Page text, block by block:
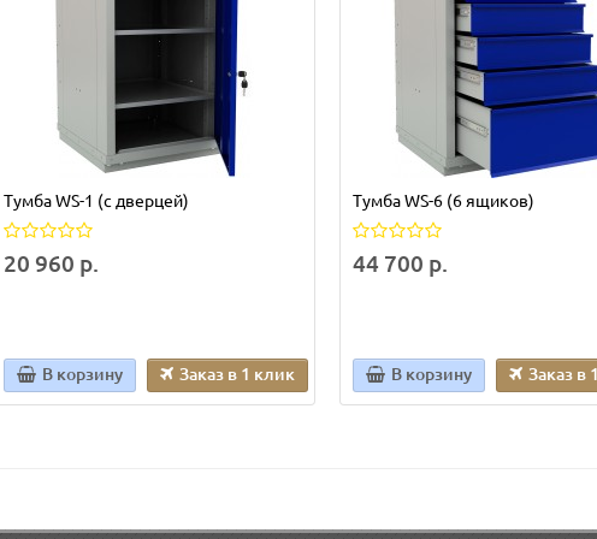
Тумба WS-1 (с дверцей)
20 960 р.
В корзину Заказ в 1 клик
Тумба WS-6 (6 ящиков)
44 700 р.
В корзину Заказ в